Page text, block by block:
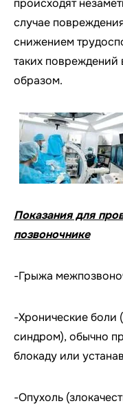
происходят
случае
снижением
таких повреждений
образом.
Показания для
позвоночнике
-Грыжа
-Хронические
синдром), обычно
блокаду или
-Опухоль